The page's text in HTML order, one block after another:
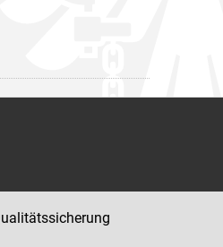
(für Mitarbeiter:innen)